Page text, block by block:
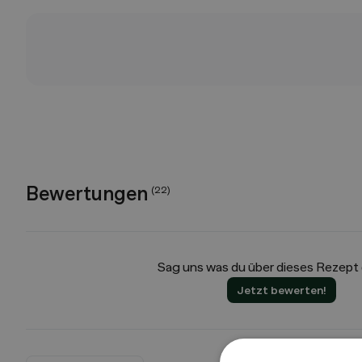
Bewertungen (22)
Sag uns was du über dieses
Jetzt bewerten!